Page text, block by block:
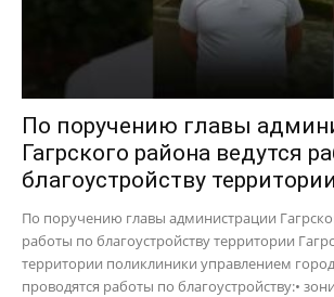
По поручению главы
Гагрского района ведутся
благоустройству
По поручению главы администрации
работы по благоустройству территории
территории поликлиники управлением
проводятся работы по благоустройству:•